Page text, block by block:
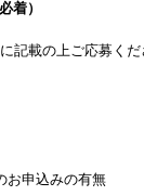
着）
記載の上ご応募くだ
お申込みの有無